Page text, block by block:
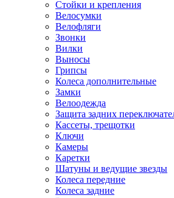
Стойки и крепления
Велосумки
Велофляги
Звонки
Вилки
Выносы
Грипсы
Колеса дополнительные
Замки
Велоодежда
Защита задних
Кассеты, трещотки
Ключи
Камеры
Каретки
Шатуны и ведущие звезды
Колеса передние
Колеса задние